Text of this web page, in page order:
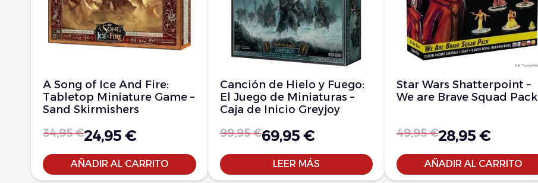
A Song of Ice And Fire:
Tabletop Miniature Game –
Sand Skirmishers
34,95€24,95 €
AÑADIR AL CARRITO
Canción de Hielo y Fuego:
El Juego de Miniaturas –
Caja de Inicio Greyjoy
99,95€69,95 €
LEER MÁS
Star Wars Shatterpoint –
We are Brave Squad Pack
49,95€28,95€
AÑADIR AL CARRITO